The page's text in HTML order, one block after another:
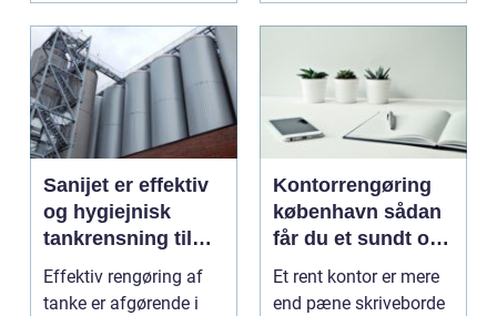
Sanijet er effektiv
og hygiejnisk
tankrensning til
krævende
industrier
Effektiv rengøring af
tanke er afgørende i
Kontorrengøring
københavn sådan
får du et sundt og
præsentabelt
arbejdsmiljø
Et rent kontor er mere
end pæne skriveborde